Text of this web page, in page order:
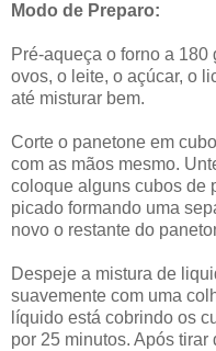
Modo de Preparo:
Pré-aqueça o forno a
ovos, o leite, o açúcar, o
até misturar bem.
Corte o panetone em
com as mãos mesmo.
coloque alguns cubos de
picado formando uma
novo o restante do
Despeje a mistura de
suavemente com uma
líquido está cobrindo os
por 25 minutos. Após